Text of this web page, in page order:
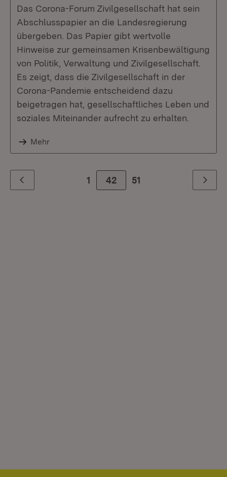
Das Corona-Forum Zivilgesellschaft hat sein
Abschlusspapier an die Landesregierung
übergeben. Das Papier gibt wertvolle
Hinweise zur gemeinsamen Krisenbewältigung
von Politik, Verwaltung und Zivilgesellschaft.
Es zeigt, dass die Zivilgesellschaft in der
Corona-Pandemie entscheidend dazu
beigetragen hat, gesellschaftliches Leben und
soziales Miteinander aufrecht zu erhalten.
Mehr
Zurück 1 42 Zur letzte Seite
51 Weiter